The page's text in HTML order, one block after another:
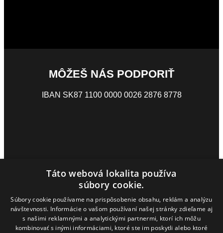
MÔŽEŠ NÁS PODPORIŤ
IBAN SK87 1100 0000 0026 2876 8778
Táto webová lokalita používa
súbory cookie.
Súbory cookie používame na prispôsobenie obsahu, reklám a analýzu
návštevnosti. Informácie o vašom používaní našej stránky zdieľame aj
s našimi reklamnými a analytickými partnermi, ktorí ich môžu
kombinovať s inými informáciami, ktoré ste im poskytli alebo ktoré